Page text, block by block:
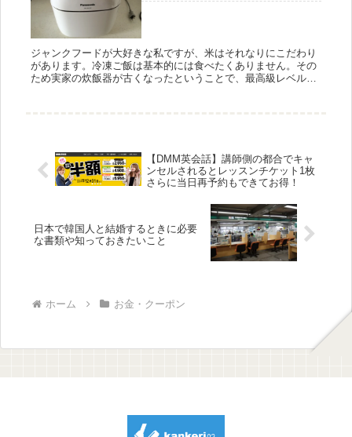
ジャンクフードが大好きな私ですが、米はそれなりにこだわり
があります。冷凍ご飯は基本的には食べたくありません。その
ため実家の炊飯器が古くなったということで、最高級レベルの
【DMM英会話】講師側の都合でキャ
ンセルされるとレッスンチケット1枚
さらに当日再予約もできてお得！
日本で韓国人と結婚するときに必要
な書類や知っておきたいこと
ホーム お金・クーポン